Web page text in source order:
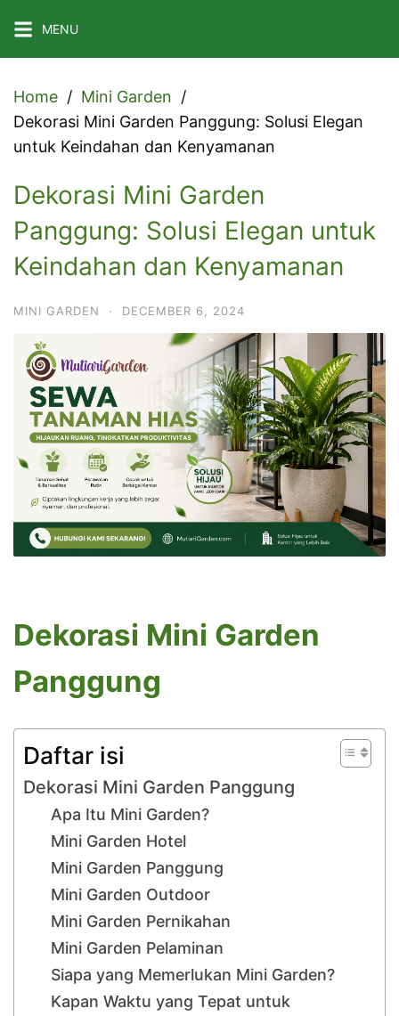
to
MENU
Home
Mini Garden
Dekorasi Mini Garden Panggung: Solusi Elegan
untuk Keindahan dan Kenyamanan
Dekorasi Mini Garden
Panggung: Solusi Elegan untuk
Keindahan dan Kenyamanan
MINI GARDEN · DECEMBER 6, 2024
Dekorasi Mini Garden
Panggung
Daftar isi
Dekorasi Mini Garden Panggung
Apa Itu Mini Garden?
Mini Garden Hotel
Mini Garden Panggung
Mini Garden Outdoor
Mini Garden Pernikahan
Mini Garden Pelaminan
Siapa yang Memerlukan Mini Garden?
Kapan Waktu yang Tepat untuk